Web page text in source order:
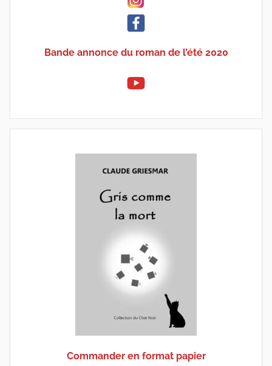
Bande annonce du roman de l’été 2020
Commander en format papier